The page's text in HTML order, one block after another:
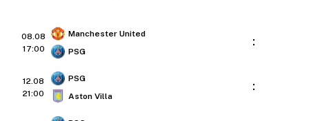
08.08
17:00
Manchester United
PSG
:
12.08
21:00
PSG
Aston Villa
: